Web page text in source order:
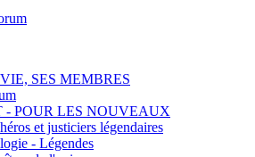
SES MEMBRES
- POUR LES NOUVEAUX
et justiciers légendaires
- Légendes